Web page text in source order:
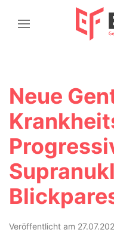
Neue
Veröffentlicht am